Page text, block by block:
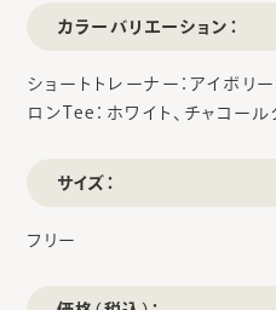
カラーバリエーション：
ショートトレーナー：アイボリー
ロンTee：ホワイト、チャコール
サイズ：
フリー